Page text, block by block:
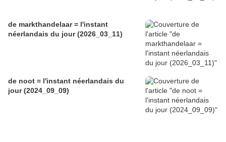
de markthandelaar = l'instant
néerlandais du jour (2026_03_11)
de noot = l'instant néerlandais du
jour (2024_09_09)